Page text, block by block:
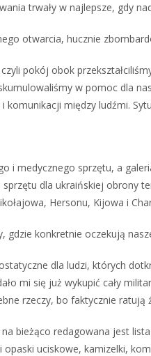
trwały w najlepsze, gdy
otwarcia, hucznie
pokój obok
w pomoc dla
między ludźmi.
i medycznego sprzętu, a
dla ukraińskiej obrony
Hersonu, Kijowa i
konkretnie oczekują
dla ludzi, których
mi się już wykupić cały
rzeczy, bo faktycznie ratują
bieżąco redagowana jest
uciskowe, kamizelki,